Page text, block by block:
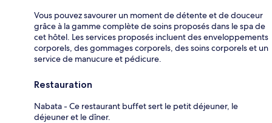
Vous pouvez savourer un moment de détente et de douceur
grâce à la gamme complète de soins proposés dans le spa de
cet hôtel. Les services proposés incluent des enveloppements
corporels, des gommages corporels, des soins corporels et un
service de manucure et pédicure.
Restauration
Nabata - Ce restaurant buffet sert le petit déjeuner, le
déjeuner et le dîner.